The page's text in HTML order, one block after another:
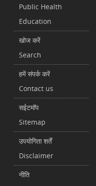
Public Health
Education
खोज करें
Search
हमें संपर्क करें
Contact us
सईटमॉप
Sitemap
उपयोगिता शर्तें
Disclaimer
नीति